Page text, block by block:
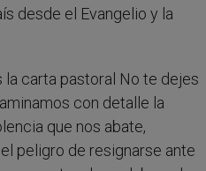
desde el Evangelio y la
la carta pastoral No te dejes
con detalle la
que nos abate,
peligro de resignarse ante